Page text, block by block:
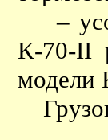
–
К-70-II
модели